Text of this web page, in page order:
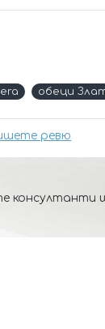
ревю
обеци
консултанти